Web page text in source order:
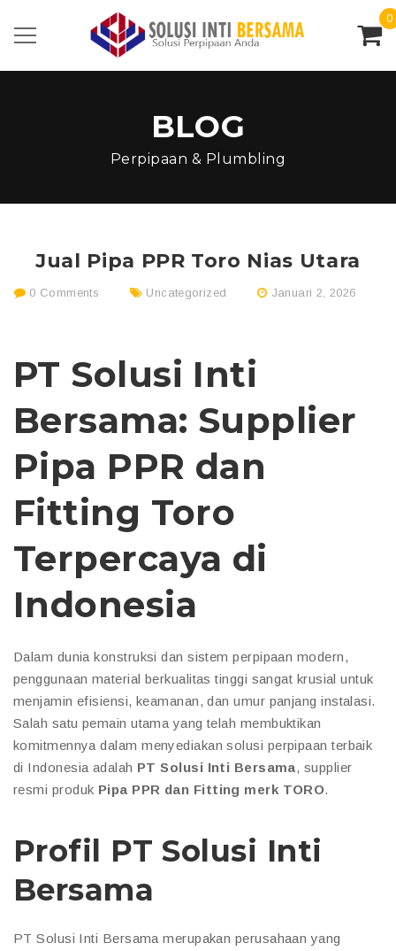
0
BLOG
Perpipaan & Plumbling
Jual Pipa PPR Toro Nias Utara
0 Comments Uncategorized Januari 2, 2026
PT Solusi Inti
Bersama: Supplier
Pipa PPR dan
Fitting Toro
Terpercaya di
Indonesia
Dalam dunia konstruksi dan sistem perpipaan modern,
penggunaan material berkualitas tinggi sangat krusial untuk
menjamin efisiensi, keamanan, dan umur panjang instalasi.
Salah satu pemain utama yang telah membuktikan
komitmennya dalam menyediakan solusi perpipaan terbaik
di Indonesia adalah PT Solusi Inti Bersama, supplier
resmi produk Pipa PPR dan Fitting merk TORO.
Profil PT Solusi Inti
Bersama
PT Solusi Inti Bersama merupakan perusahaan yang